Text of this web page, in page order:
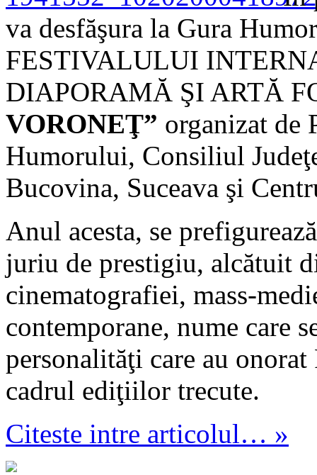
va desfăşura la Gura
FESTIVALULUI
DIAPORAMĂ ŞI ARTĂ
VORONEŢ” organizat de
Humorului, Consiliul
Bucovina, Suceava şi
Anul acesta, se
juriu de prestigiu, alcătuit
cinematografiei, mass-
contemporane, nume care
personalităţi care au
cadrul ediţiilor trecute.
Citeste intre articolul… »